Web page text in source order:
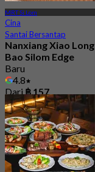
MRT Si Lom
Cina
Santai Bersantap
Nanxiang Xiao Long
Bao Silom Edge
Baru
4.8
Dari฿ 157